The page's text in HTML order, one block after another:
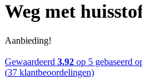
Weg met
Aanbieding!
Gewaardeerd 3.92 op 5 gebaseerd
(37 klantbeoordelingen)